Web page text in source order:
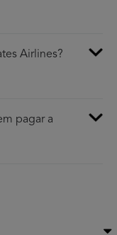
Airlines?
pagar a